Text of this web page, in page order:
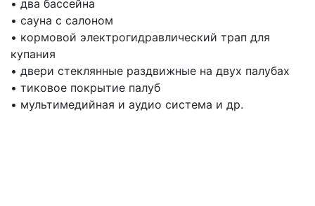
• два бассейна
• сауна с салоном
• кормовой электрогидравлический трап для
купания
• двери стеклянные раздвижные на двух палубах
• тиковое покрытие палуб
• мультимедийная и аудио система и др.